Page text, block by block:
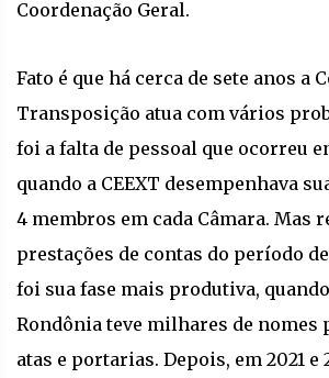
Coordenação Geral.
Fato é que há cerca de sete anos a
Transposição atua com vários
foi a falta de pessoal que ocorreu
quando a CEEXT desempenhava
4 membros em cada Câmara. Mas
prestações de contas do período
foi sua fase mais produtiva,
Rondônia teve milhares de nomes
atas e portarias. Depois, em 2021 e